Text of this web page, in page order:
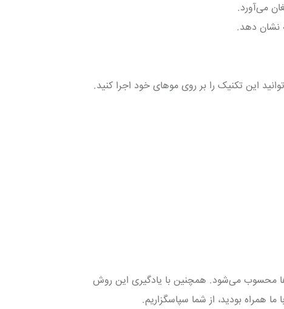
می‌آورد.
نشان دهد.
این تکنیک را بر روی موهای خود اجرا کنید.
محسوب می‌شود. همچنین با یادگیری این روش
همراه بودید، از شما سپاسگزاریم.